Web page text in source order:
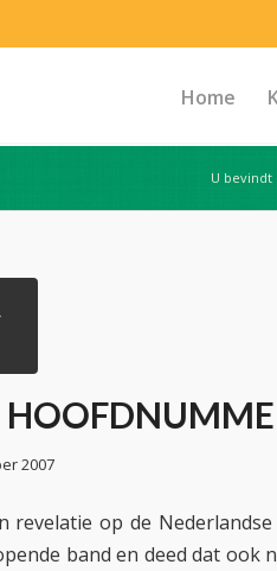
Home
U bevindt
2007
revelatie op de Nederlandse
band en deed dat ook